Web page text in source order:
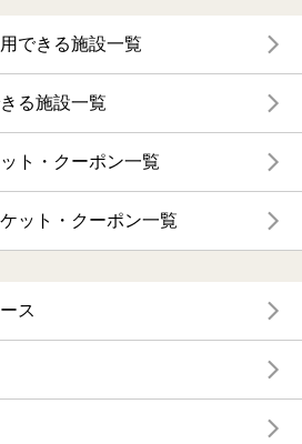
できる施設一覧
る施設一覧
ト・クーポン一覧
ット・クーポン一覧
ス